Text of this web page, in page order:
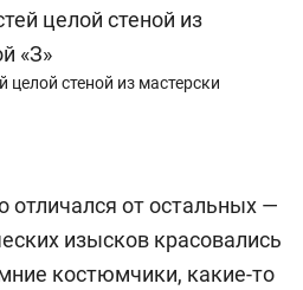
стеной из мастерски
отличался от остальных —
изысков красовались
костюмчики, какие-то